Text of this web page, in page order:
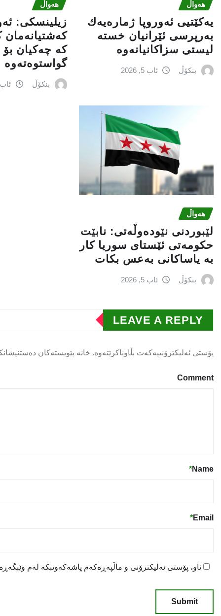
هەواڵ
یەكێتیی ئەوروپا ژمارەیەك
بەرپرسی ئێرانیان خستە
لیستی سزاكانیانەوە
بنکۆڵ ئاب 5, 2026
هەواڵ
زیلینسكی:
كەشتیانەمان
كە چەكیان بۆ
گواستوەتەوە
بنکۆڵ ئاب 5, 2026
هەواڵ
لێبوردنی نێودەوڵەتی: نابێت
حكومەتی ئێستای سوریا كار
بە یاساكانی بەعس بكات
بنکۆڵ ئاب 5, 2026
LEAVE A REPLY
پۆستی ئەلیکترۆنییەکەت بڵاوناکرێتەوە. خانە پێویستەکان
Comment
Name
*
Email
*
ناو، پۆستی ئەلیکترۆنی و ماڵپەڕەکەم پاشەکەوتبکە لەم